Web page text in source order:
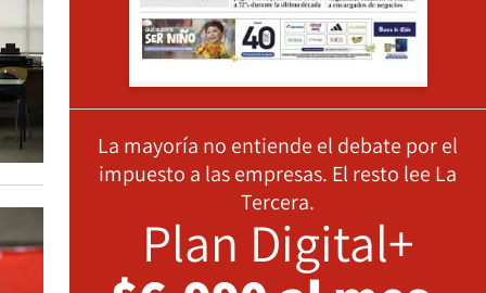
La mayoría no entiende el debate por el
impuesto a las empresas. El resto lee La
Tercera.
Plan Digital+